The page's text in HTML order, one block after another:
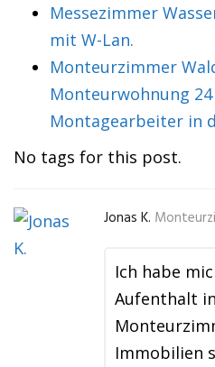
Messezimmer
mit W-Lan.
Monteurzimmer
Monteurwohnung
Montagearbeiter in
No tags for this post.
Jonas K.
Ich habe
Aufenthalt
Immobilien